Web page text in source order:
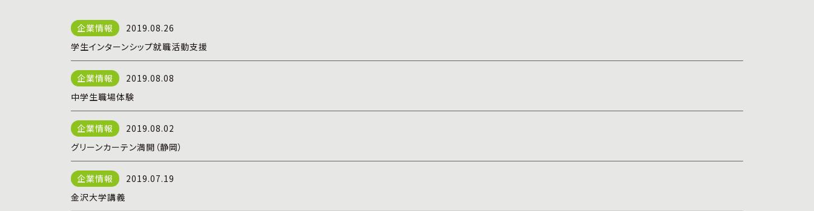
2019.08.26
学生インターンシップ就職活動支援
2019.08.08
中学生職場体験
2019.08.02
グリーンカーテン満開（静岡）
2019.07.19
金沢大学講義